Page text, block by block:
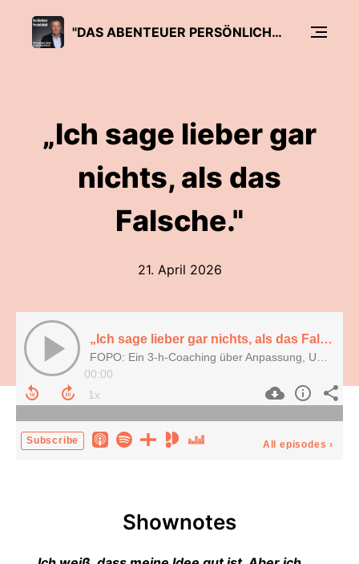
"DAS ABENTEUER PERSÖNLICHKEIT" VON ROLAND KOPP-WICHMANN
„Ich sage lieber gar
nichts, als das
Falsche."
21. April 2026
„Ich sage lieber gar nichts, als das Falsche."
00:00
Subscribe All episodes ›
Shownotes